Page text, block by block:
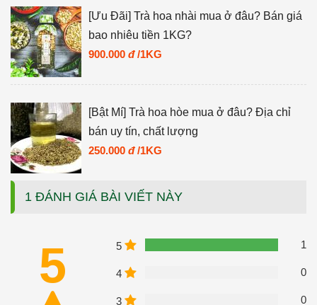
[Ưu Đãi] Trà hoa nhài mua ở đâu? Bán giá
bao nhiêu tiền 1KG?
900.000 đ /1KG
[Bật Mí] Trà hoa hòe mua ở đâu? Địa chỉ
bán uy tín, chất lượng
250.000 đ /1KG
1 ĐÁNH GIÁ BÀI VIẾT NÀY
5 5 1
4 0
3 0